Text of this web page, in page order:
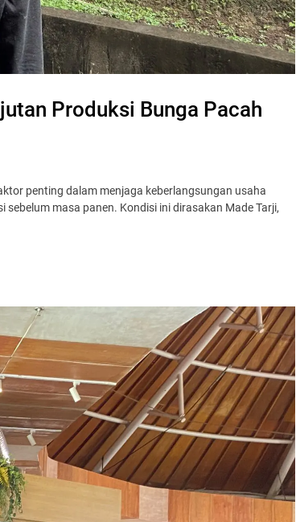
Produksi Bunga Pacah
penting dalam menjaga keberlangsungan usaha
masa panen. Kondisi ini dirasakan Made Tarji,